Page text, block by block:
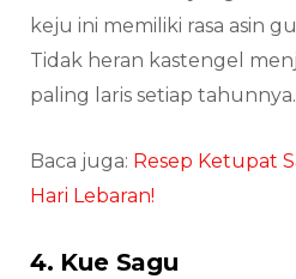
keju ini memiliki rasa asin
Tidak heran kastengel
paling laris setiap tahunnya.
Baca juga: Resep Ketupat
Hari Lebaran!
4. Kue Sagu